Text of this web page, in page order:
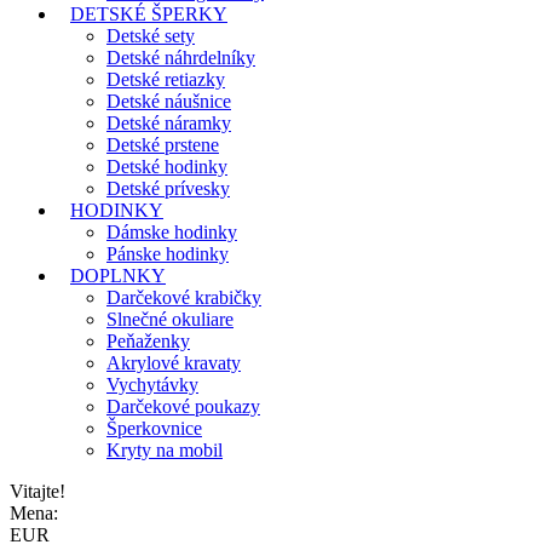
DETSKÉ ŠPERKY
Detské sety
Detské náhrdelníky
Detské retiazky
Detské náušnice
Detské náramky
Detské prstene
Detské hodinky
Detské prívesky
HODINKY
Dámske hodinky
Pánske hodinky
DOPLNKY
Darčekové krabičky
Slnečné okuliare
Peňaženky
Akrylové kravaty
Vychytávky
Darčekové poukazy
Šperkovnice
Kryty na mobil
Vitajte!
Mena:
EUR